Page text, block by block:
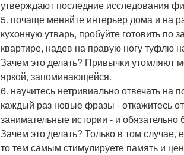
утверждают последние исследования
5. почаще меняйте интерьер дома и на
кухонную утварь, пробуйте готовить по
квартире, надев на правую ногу туфлю
Зачем это делать? Привычки утомляют
яркой, запоминающейся.
6. научитесь нетривиально отвечать
каждый раз новые фразы - откажитесь
занимательные истории - и обязательно
Зачем это делать? Только в том случае,
то тем самым стимулируете память и